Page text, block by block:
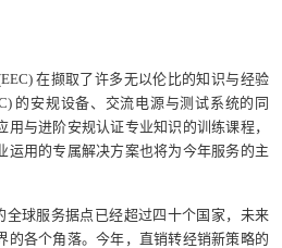
在撷取了许多无以伦比的知识与经验
的安规设备、交流电源与测试系统的同
与进阶安规认证专业知识的训练课程，
运用的专属解决方案也将为今年服务的主
全球服务据点已经超过四十个国家，未来
的各个角落。今年，直销转经销新策略的